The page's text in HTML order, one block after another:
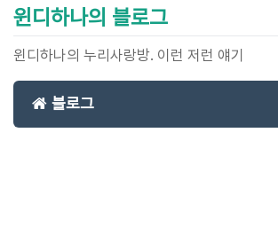
윈디하나의 블로그
윈디하나의 누리사랑방. 이런 저런 얘기
블로그